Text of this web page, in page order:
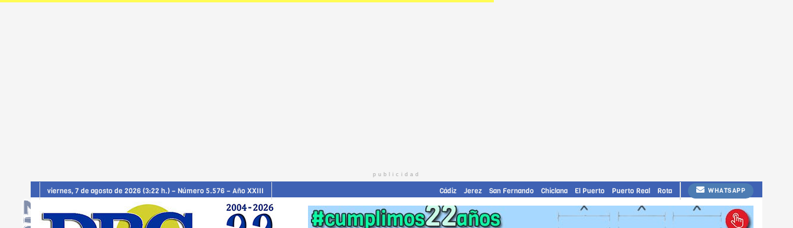
publicidad
viernes, 7 de agosto de 2026 (3:22 h.) – Número 5.576 – Año XXIII Cádiz Jerez San Fernando Chiclana El Puerto Puerto Real Rota WHATSAPP